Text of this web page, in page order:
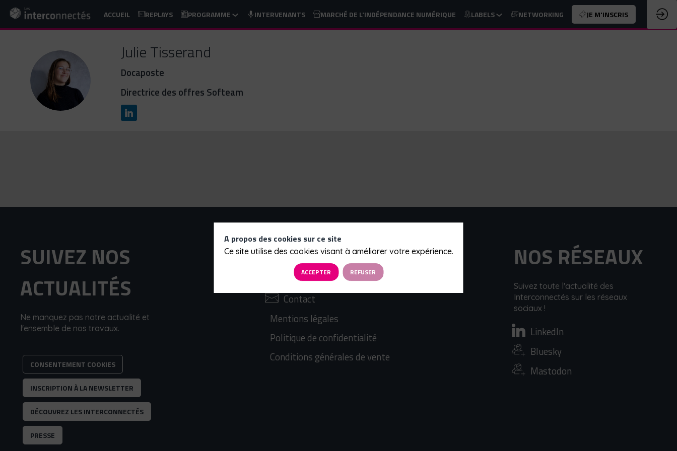
ACCUEIL REPLAYS PROGRAMME INTERVENANTS MARCHÉ DE L'INDÉPENDANCE NUMÉRIQUE LABELS NETWORKING JE M'INSCRIS
JT
JulieTisserand
Docaposte
Directrice des offres Softeam
SUIVEZ NOS
ACTUALITÉS
Ne manquez pas notre actualité et
l'ensemble de nos travaux.
CONSENTEMENT COOKIES
INSCRIPTION À LA NEWSLETTER
DÉCOUVREZ LES INTERCONNECTÉS
PRESSE
Qui sommes-nous ?
Prochains évènements
Contact
Mentions légales
Politique de confidentialité
Conditions générales de vente
NOS RÉSEAUX
Suivez toute l'actualité des
Interconnectés sur les réseaux
sociaux !
LinkedIn
Bluesky
Mastodon
A propos des cookies sur ce site
Ce site utilise des cookies visant à améliorer votre expérience.
ACCEPTER REFUSER